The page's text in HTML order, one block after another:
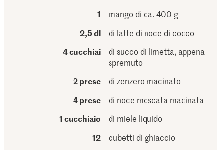
1
mango di ca. 400 g
2,5 dl
di latte di noce di cocco
4 cucchiai
di succo di limetta, appena
spremuto
2 prese
di zenzero macinato
4 prese
di noce moscata macinata
1 cucchiaio
di miele liquido
12
cubetti di ghiaccio